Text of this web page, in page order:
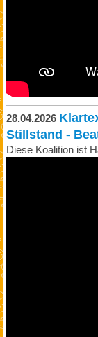
28.04.2026
Stillstand -
Diese Koalition ist